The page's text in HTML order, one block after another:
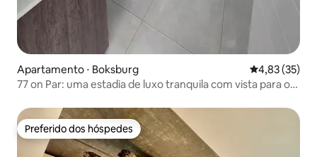
Apartamento ⋅ Boksburg 4,83 de uma
4,83 (35)
77 on Par: uma estadia de luxo tranquila com vista para o
Preferido dos hóspedes
Preferido dos hóspedes